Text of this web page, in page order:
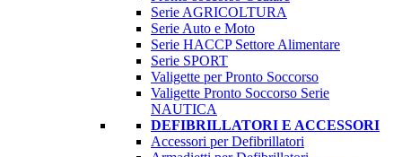
Serie AGRICOLTURA
Serie Auto e Moto
Serie HACCP Settore Alimentare
Serie SPORT
Valigette per Pronto Soccorso
Valigette Pronto Soccorso Serie
NAUTICA
DEFIBRILLATORI E ACCESSORI
Accessori per Defibrillatori